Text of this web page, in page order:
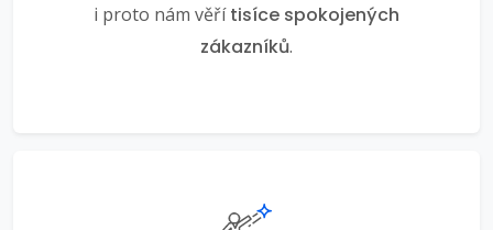
i proto nám věřítisíce spokojených
zákazníků.